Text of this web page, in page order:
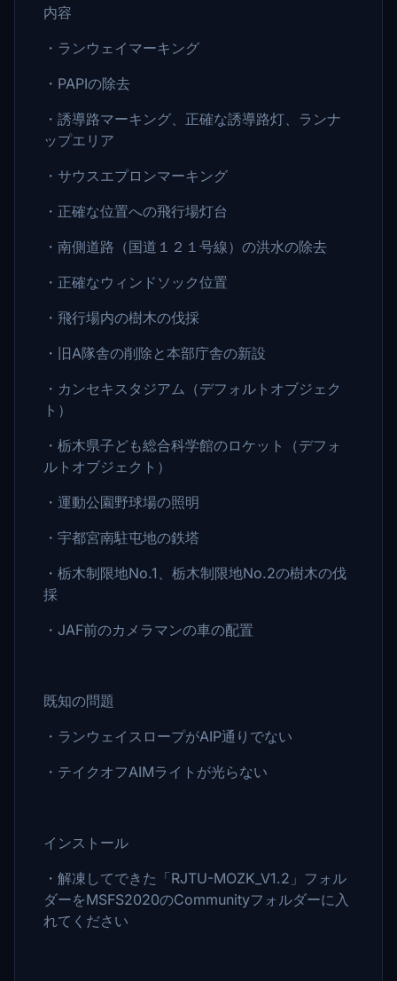
内容
・ランウェイマーキング
・PAPIの除去
・誘導路マーキング、正確な誘導路灯、ランナ
ップエリア
・サウスエプロンマーキング
・正確な位置への飛行場灯台
・南側道路（国道１２１号線）の洪水の除去
・正確なウィンドソック位置
・飛行場内の樹木の伐採
・旧A隊舎の削除と本部庁舎の新設
・カンセキスタジアム（デフォルトオブジェク
ト）
・栃木県子ども総合科学館のロケット（デフォ
ルトオブジェクト）
・運動公園野球場の照明
・宇都宮南駐屯地の鉄塔
・栃木制限地No.1、栃木制限地No.2の樹木の伐
採
・JAF前のカメラマンの車の配置
既知の問題
・ランウェイスロープがAIP通りでない
・テイクオフAIMライトが光らない
インストール
・解凍してできた「RJTU-MOZK_V1.2」フォル
ダーをMSFS2020のCommunityフォルダーに入
れてください